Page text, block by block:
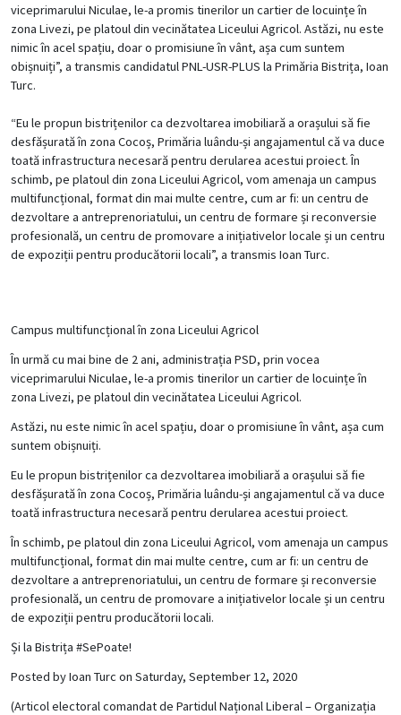
viceprimarului Niculae, le-a promis tinerilor un cartier de locuințe în
zona Livezi, pe platoul din vecinătatea Liceului Agricol. Astăzi, nu este
nimic în acel spațiu, doar o promisiune în vânt, așa cum suntem
obișnuiți”, a transmis candidatul PNL-USR-PLUS la Primăria Bistrița, Ioan
Turc.
“Eu le propun bistrițenilor ca dezvoltarea imobiliară a orașului să fie
desfășurată în zona Cocoș, Primăria luându-și angajamentul că va duce
toată infrastructura necesară pentru derularea acestui proiect. În
schimb, pe platoul din zona Liceului Agricol, vom amenaja un campus
multifuncțional, format din mai multe centre, cum ar fi: un centru de
dezvoltare a antreprenoriatului, un centru de formare și reconversie
profesională, un centru de promovare a inițiativelor locale și un centru
de expoziții pentru producătorii locali”, a transmis Ioan Turc.
Campus multifuncțional în zona Liceului Agricol
În urmă cu mai bine de 2 ani, administrația PSD, prin vocea
viceprimarului Niculae, le-a promis tinerilor un cartier de locuințe în
zona Livezi, pe platoul din vecinătatea Liceului Agricol.
Astăzi, nu este nimic în acel spațiu, doar o promisiune în vânt, așa cum
suntem obișnuiți.
Eu le propun bistrițenilor ca dezvoltarea imobiliară a orașului să fie
desfășurată în zona Cocoș, Primăria luându-și angajamentul că va duce
toată infrastructura necesară pentru derularea acestui proiect.
În schimb, pe platoul din zona Liceului Agricol, vom amenaja un campus
multifuncțional, format din mai multe centre, cum ar fi: un centru de
dezvoltare a antreprenoriatului, un centru de formare și reconversie
profesională, un centru de promovare a inițiativelor locale și un centru
de expoziții pentru producătorii locali.
Și la Bistrița #SePoate!
Posted byIoan Turc on Saturday, September 12, 2020
(Articol electoral comandat de Partidul Național Liberal – Organizația